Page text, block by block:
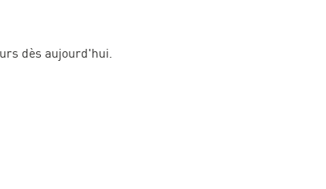
dès aujourd'hui.